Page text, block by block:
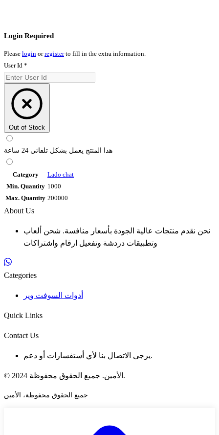
Login Required
Please login orregisterto fill in the extra information.
User Id *
Out of Stock
هذا المنتج يعمل بشكل تلقائي 24 ساعة
Category
Lado chat
Min. Quantity 1000
Max. Quantity 200000
About Us
نحن نقدم منتجات عالية الجودة بأسعار منافسة. شحن ألعاب
وتطبيقات دردشة وتفعيل ارقام واشتراكات
Categories
أدوات السوفت وير
Quick Links
Contact Us
يرجى الاتصال بنا لأي أستفسارات أو دعم.
© 2024 الأمين. جميع الحقوق محفوظة.
جميع الحقوق محفوظة، الأمين